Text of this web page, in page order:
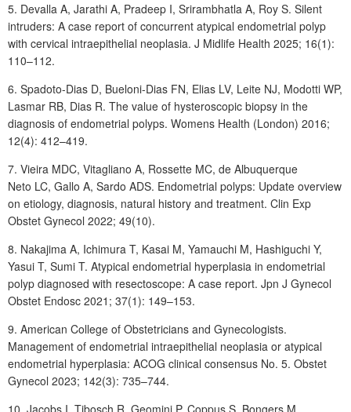
5. Devalla A, Jarathi A, Pradeep I, Srirambhatla A, Roy S. Silent
intruders: A case report of concurrent atypical endometrial polyp
with cervical intraepithelial neoplasia. J Midlife Health 2025; 16(1):
110–112.
6. Spadoto-Dias D, Bueloni-Dias FN, Elias LV, Leite NJ, Modotti WP,
Lasmar RB, Dias R. The value of hysteroscopic biopsy in the
diagnosis of endometrial polyps. Womens Health (London) 2016;
12(4): 412–419.
7. Vieira MDC, Vitagliano A, Rossette MC, de Albuquerque
Neto LC, Gallo A, Sardo ADS. Endometrial polyps: Update overview
on etiology, diagnosis, natural history and treatment. Clin Exp
Obstet Gynecol 2022; 49(10).
8. Nakajima A, Ichimura T, Kasai M, Yamauchi M, Hashiguchi Y,
Yasui T, Sumi T. Atypical endometrial hyperplasia in endometrial
polyp diagnosed with resectoscope: A case report. Jpn J Gynecol
Obstet Endosc 2021; 37(1): 149–153.
9. American College of Obstetricians and Gynecologists.
Management of endometrial intraepithelial neoplasia or atypical
endometrial hyperplasia: ACOG clinical consensus No. 5. Obstet
Gynecol 2023; 142(3): 735–744.